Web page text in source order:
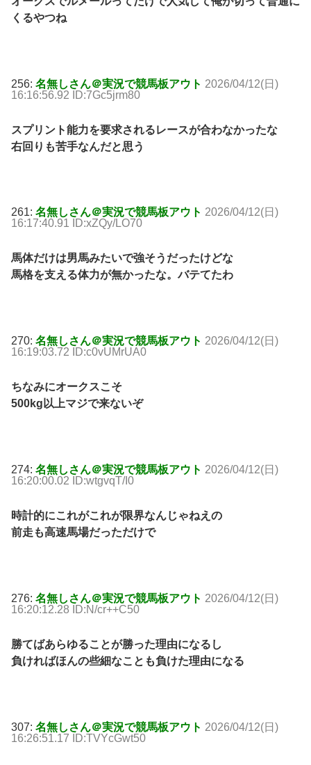
くるやつね
256: 名無しさん＠実況で競馬板アウト 2026/04/12(日)
16:16:56.92 ID:7Gc5jrm80
スプリント能力を要求されるレースが合わなかったな
右回りも苦手なんだと思う
261: 名無しさん＠実況で競馬板アウト 2026/04/12(日)
16:17:40.91 ID:xZQy/LO70
馬体だけは男馬みたいで強そうだったけどな
馬格を支える体力が無かったな。バテてたわ
270: 名無しさん＠実況で競馬板アウト 2026/04/12(日)
16:19:03.72 ID:c0vUMrUA0
ちなみにオークスこそ
500kg以上マジで来ないぞ
274: 名無しさん＠実況で競馬板アウト 2026/04/12(日)
16:20:00.02 ID:wtgvqT/I0
時計的にこれがこれが限界なんじゃねえの
前走も高速馬場だっただけで
276: 名無しさん＠実況で競馬板アウト 2026/04/12(日)
16:20:12.28 ID:N/cr++C50
勝てばあらゆることが勝った理由になるし
負ければほんの些細なことも負けた理由になる
307: 名無しさん＠実況で競馬板アウト 2026/04/12(日)
16:26:51.17 ID:TVYcGwt50